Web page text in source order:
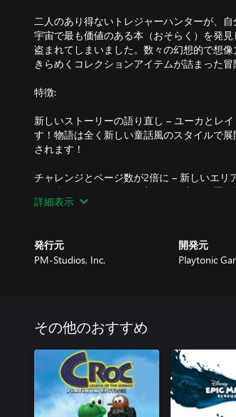
二人のあり得ないトレジャーハンターが、
宇宙で最も価値のある本（おそらく）を発
盗まれてしまいました。数々の幻想的で想
きらめくコレクションアイテムが詰まった
特徴:
新しいストーリーの語り直し – ユーカとレ
す！物語は全く新しい童話風のスタイルで
されます！
チャレンジとページ数が2倍に – 新しいエリ
れ、古いチャレンジは改善または完全に置
テムが再配置され、発見できるページの数が
ンボが追加され、滑らかで表現豊かなプラ
や改善により、アクションをより簡単に捉
け、パズル、プラットフォーム、敵を乗り
新しい収集通貨 – Q.U.I.D.S登場！Capital B
に落としました。ハイブリータワーの公式
自動販売機で使いましょう。または、コイ
しょう！
詳細表示
発行元
PM-Studios, Inc.
開発元
Playtonic
その他のおすすめ